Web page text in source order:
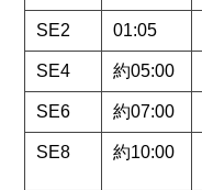
SE2 01:05
SE4 約05:00
SE6 約07:00
SE8 約10:00